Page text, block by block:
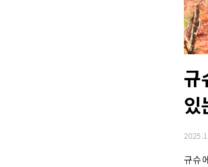
규
있
규슈